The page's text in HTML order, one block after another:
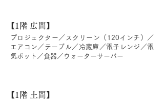
【1階 広間】
プロジェクター／スクリーン（120インチ）／
エアコン／テーブル／冷蔵庫／電子レンジ／電
気ポット／食器／ウォーターサーバー
【1階 土間】